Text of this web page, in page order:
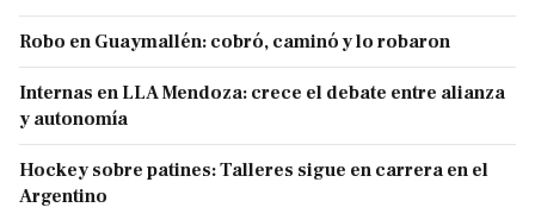
Robo en Guaymallén: cobró, caminó y lo robaron
Internas en LLA Mendoza: crece el debate entre alianza
y autonomía
Hockey sobre patines: Talleres sigue en carrera en el
Argentino